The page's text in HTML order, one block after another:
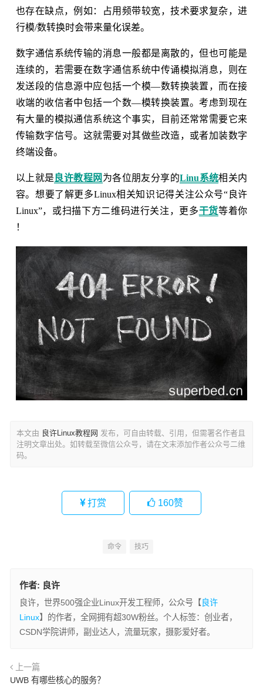
也存在缺点，例如：占用频带较宽，技术要求复杂，进
行模/数转换时会带来量化误差。
数字通信系统传输的消息一般都是离散的，但也可能是
连续的，若需要在数字通信系统中传诵模拟消息，则在
发送段的信息源中应包括一个模—数转换装置，而在接
收端的收信者中包括一个数—模转换装置。考虑到现在
有大量的模拟通信系统这个事实，目前还常常需要它来
传输数字信号。这就需要对其做些改造，或者加装数字
终端设备。
以上就是良许教程网 为各位朋友分享的Linu系统相关内
容。想要了解更多Linux相关知识记得关注公众号“良许
Linux”，或扫描下方二维码进行关注，更多干货等着你
！
本文由 良许Linux教程网 发布，可自由转载、引用，但需署名作者且
注明文章出处。如转载至微信公众号，请在文末添加作者公众号二维
码。
打赏 160赞
命令 技巧
作者: 良许
良许，世界500强企业Linux开发工程师，公众号【 良许
Linux】的作者，全网拥有超30W粉丝。个人标签：创业者，
CSDN学院讲师，副业达人，流量玩家，摄影爱好者。
上一篇
UWB 有哪些核心的服务？